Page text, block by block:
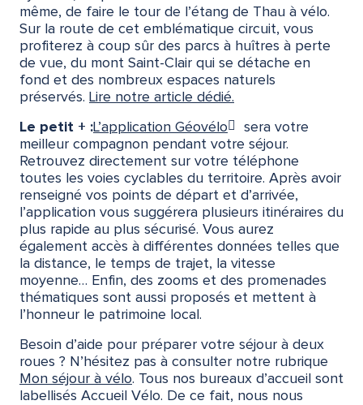
même, de faire le tour de l’étang de Thau à vélo.
Sur la route de cet emblématique circuit, vous
profiterez à coup sûr des parcs à huîtres à perte
de vue, du mont Saint-Clair qui se détache en
fond et des nombreux espaces naturels
préservés. Lire notre article dédié.
Le petit + :L’application Géovélo
sera votre
meilleur compagnon pendant votre séjour.
Retrouvez directement sur votre téléphone
toutes les voies cyclables du territoire. Après avoir
renseigné vos points de départ et d’arrivée,
l’application vous suggérera plusieurs itinéraires du
plus rapide au plus sécurisé. Vous aurez
également accès à différentes données telles que
la distance, le temps de trajet, la vitesse
moyenne… Enfin, des zooms et des promenades
thématiques sont aussi proposés et mettent à
l’honneur le patrimoine local.
Besoin d’aide pour préparer votre séjour à deux
roues ? N’hésitez pas à consulter notre rubrique
Mon séjour à vélo. Tous nos bureaux d’accueil sont
labellisés Accueil Vélo. De ce fait, nous nous